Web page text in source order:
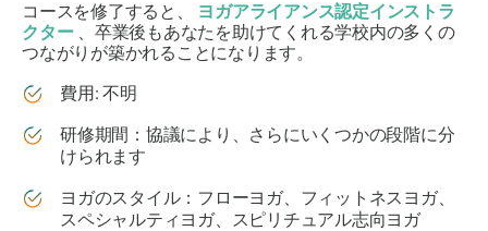
コースを修了すると、 ヨガアライアンス認定インストラ
クター、卒業後もあなたを助けてくれる学校内の多くの
つながりが築かれることになります。
費用: 不明
研修期間：協議により、さらにいくつかの段階に分
けられます
ヨガのスタイル：フローヨガ、フィットネスヨガ、
スペシャルティヨガ、スピリチュアル志向ヨガ